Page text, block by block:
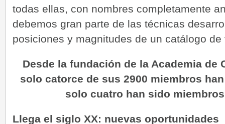
todas ellas, con nombres completamente
debemos gran parte de las técnicas
posiciones y magnitudes de un catálogo
Desde la fundación de la Academia de
solo catorce de sus 2900 miembros
solo cuatro han sido
Llega el siglo XX: nuevas oportunidades